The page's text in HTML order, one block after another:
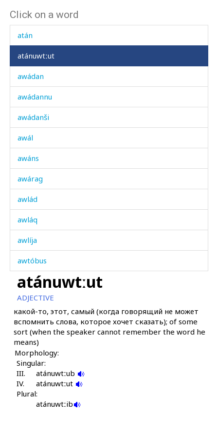
Click on a word
aslítːut
atán
atánuwtːut
awádan
awádannu
awádanši
awál
awáns
awárag
awlád
awláq
awlíja
awtóbus
azár
azárχana
azbár
azbár qalá
ačót
aħmáq'
aħwálħal
atánuwtːut
ADJECTIVE
какой-то, этот, самый (когда говорящий не может
вспомнить слова, которое хочет сказать); of some
sort (when the speaker cannot remember the word he
means)
Morphology:
Singular:
III.
atánuwtːub
IV.
atánuwtːut
Plural:
atánuwtːib